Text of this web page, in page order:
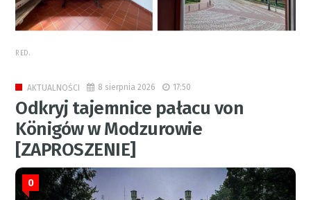
RED.
AKTUALNOŚCI 8 sierpnia 2026 17:50
Odkryj tajemnice pałacu von
Königów w Modzurowie
[ZAPROSZENIE]
0